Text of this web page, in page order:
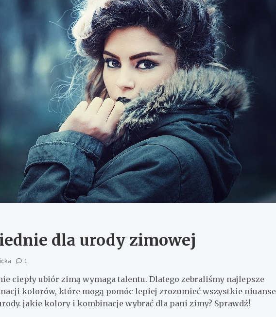
dla urody zimowej
1
ciepły ubiór zimą wymaga talentu. Dlatego zebraliśmy najlepsze
kolorów, które mogą pomóc lepiej zrozumieć wszystkie niuanse
jakie kolory i kombinacje wybrać dla pani zimy? Sprawdź!